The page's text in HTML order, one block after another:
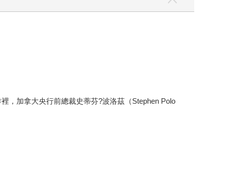
，加拿大央行前總裁史蒂芬?波洛茲（Stephen Polo